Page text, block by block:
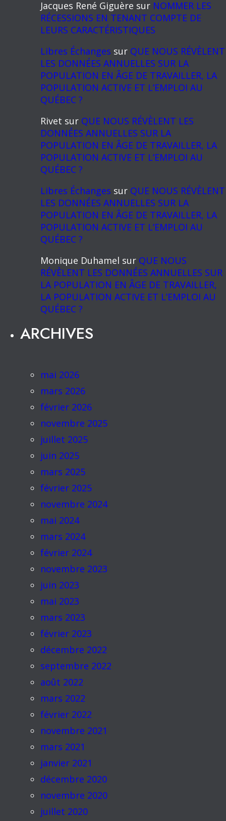
Jacques René Giguère sur NOMMER LES
RÉCESSIONS EN TENANT COMPTE DE
LEURS CARACTÉRISTIQUES
Libres Échanges sur QUE NOUS RÉVÈLENT
LES DONNÉES ANNUELLES SUR LA
POPULATION EN ÂGE DE TRAVAILLER, LA
POPULATION ACTIVE ET L’EMPLOI AU
QUÉBEC ?
Rivet sur QUE NOUS RÉVÈLENT LES
DONNÉES ANNUELLES SUR LA
POPULATION EN ÂGE DE TRAVAILLER, LA
POPULATION ACTIVE ET L’EMPLOI AU
QUÉBEC ?
Libres Échanges sur QUE NOUS RÉVÈLENT
LES DONNÉES ANNUELLES SUR LA
POPULATION EN ÂGE DE TRAVAILLER, LA
POPULATION ACTIVE ET L’EMPLOI AU
QUÉBEC ?
Monique Duhamel sur QUE NOUS
RÉVÈLENT LES DONNÉES ANNUELLES SUR
LA POPULATION EN ÂGE DE TRAVAILLER,
LA POPULATION ACTIVE ET L’EMPLOI AU
QUÉBEC ?
ARCHIVES
mai 2026
mars 2026
février 2026
novembre 2025
juillet 2025
juin 2025
mars 2025
février 2025
novembre 2024
mai 2024
mars 2024
février 2024
novembre 2023
juin 2023
mai 2023
mars 2023
février 2023
décembre 2022
septembre 2022
août 2022
mars 2022
février 2022
novembre 2021
mars 2021
janvier 2021
décembre 2020
novembre 2020
juillet 2020